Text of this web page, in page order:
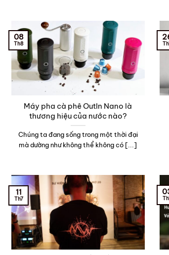
Máy pha cà phê OutIn Nano là
thương hiệu của nước nào?
Chúng ta đang sống trong một thời đại
mà dường như không thể không có [...]
08
Th8
11
Th7